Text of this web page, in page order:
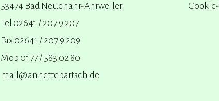
53474 Bad Neuenahr-Ahrweiler
Tel 02641 / 207 9 207
Fax 02641 / 207 9 209
Mob 0177 / 583 02 80
mail@annettebartsch.de